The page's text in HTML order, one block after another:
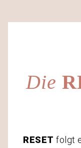
Die
RESET folgt